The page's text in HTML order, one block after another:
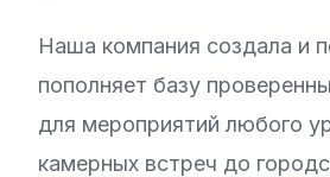
Наша компания создала и
пополняет базу
для мероприятий любого
камерных встреч до